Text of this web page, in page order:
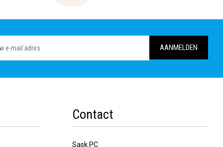
Contact
Sask PC